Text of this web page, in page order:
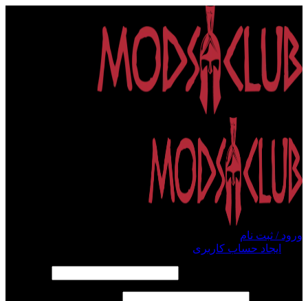
ورود / ثبت نام
ایجاد حساب کاربری